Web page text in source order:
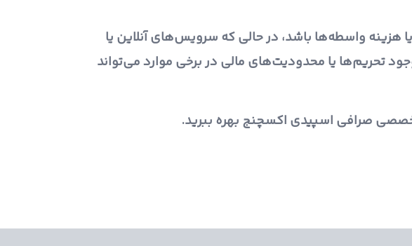
هزینه واسطه‌ها باشد، در حالی که سرویس‌های آنلاین یا
وجود تحریم‌ها یا محدودیت‌های مالی در برخی موارد می‌تواند
صرافی اسپیدی اکسچنج بهره ببرید.